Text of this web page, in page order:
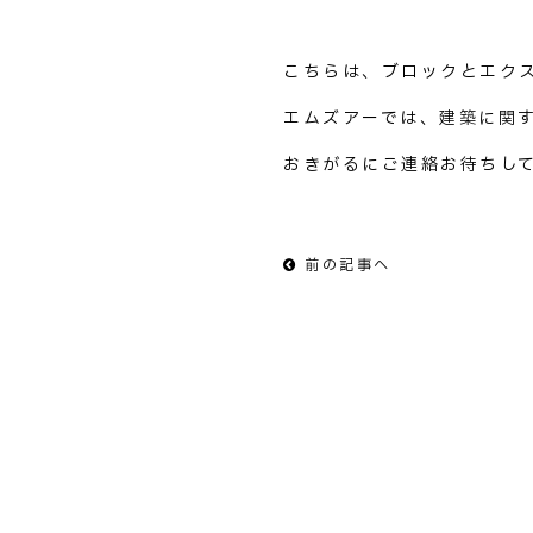
こちらは、ブロックとエク
エムズアーでは、建築に関
おきがるにご連絡お待ちし
前の記事へ